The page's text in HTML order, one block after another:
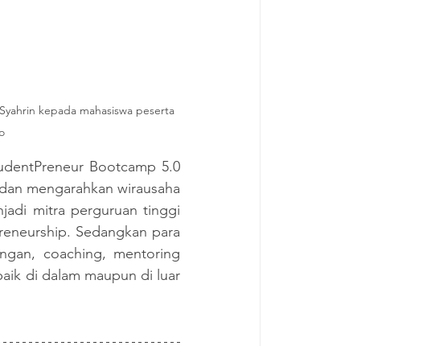
kepada mahasiswa peserta
Bootcamp 5.0
dan mengarahkan wirausaha
mitra perguruan tinggi
Sedangkan para
coaching, mentoring
di dalam maupun di luar